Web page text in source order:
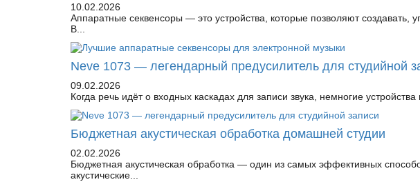
10.02.2026
Аппаратные секвенсоры — это устройства, которые позволяют создавать,
В...
Neve 1073 — легендарный предусилитель для студийной
09.02.2026
Когда речь идёт о входных каскадах для записи звука, немногие
Бюджетная акустическая обработка домашней студии
02.02.2026
Бюджетная акустическая обработка — один из самых эффективных
акустические...